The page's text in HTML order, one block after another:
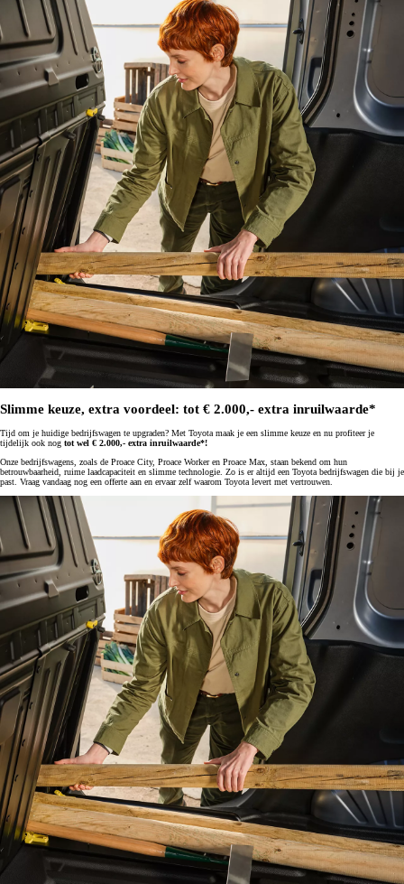
Slimme keuze, extra voordeel: tot € 2.000,- extra inruilwaarde*
Tijd om je huidige bedrijfswagen te upgraden? Met Toyota maak je een slimme keuze en nu profiteer je
tijdelijk ook nog tot wel € 2.000,- extra inruilwaarde*!
Onze bedrijfswagens, zoals de Proace City, Proace Worker en Proace Max, staan bekend om hun
betrouwbaarheid, ruime laadcapaciteit en slimme technologie. Zo is er altijd een Toyota bedrijfswagen die bij je
past. Vraag vandaag nog een offerte aan en ervaar zelf waarom Toyota levert met vertrouwen.